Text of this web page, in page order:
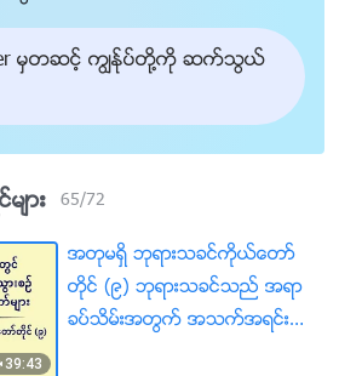
မွတဆင့္ ကြၽန္ုပ္တို႔ကို ဆက္သြယ္
ား 65/72
39:43
အတုမရွိ ဘုရားသခင္ကိုယ္ေတာ္
တိုင္ (၉) ဘုရားသခင္သည္ အရာ
ခပ္သိမ္းအတြက္ အသက္အရင္းအျ